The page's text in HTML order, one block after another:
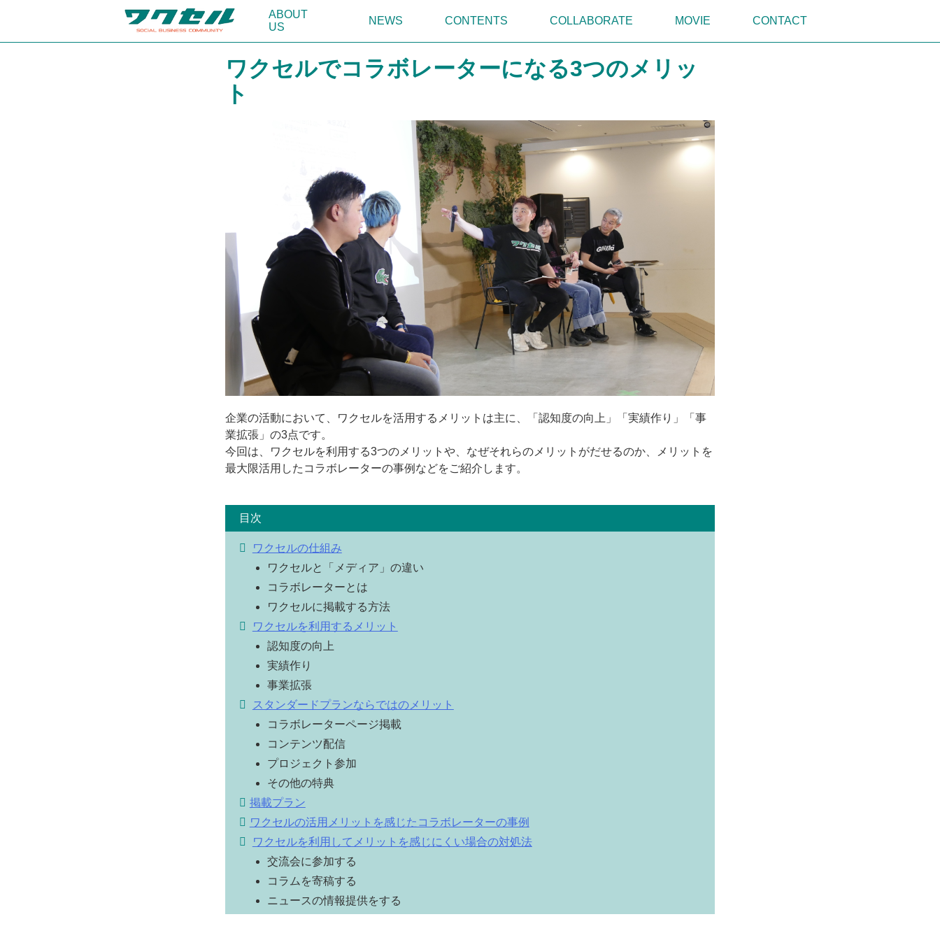
ABOUT
US
NEWS CONTENTS COLLABORATE MOVIE CONTACT
ワクセルでコラボレーターになる3つのメリッ
ト
企業の活動において、ワクセルを活用するメリットは主に、「認知度の向上」「実績作り」「事
業拡張」の3点です。
今回は、ワクセルを利用する3つのメリットや、なぜそれらのメリットがだせるのか、メリットを
最大限活用したコラボレーターの事例などをご紹介します。
ワクセルの仕組み
ワクセルと「メディア」の違い
コラボレーターとは
ワクセルに掲載する方法
ワクセルを利用するメリット
認知度の向上
実績作り
事業拡張
スタンダードプランならではのメリット
コラボレーターページ掲載
コンテンツ配信
プロジェクト参加
その他の特典
掲載プラン
ワクセルの活用メリットを感じたコラボレーターの事例
ワクセルを利用してメリットを感じにくい場合の対処法
交流会に参加する
コラムを寄稿する
ニュースの情報提供をする